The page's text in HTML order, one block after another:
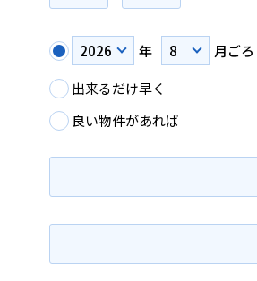
年
月ごろ
出来るだけ早く
良い物件があれば